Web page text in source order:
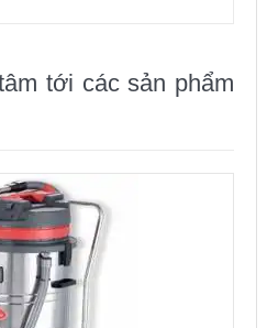
tới các sản phẩm